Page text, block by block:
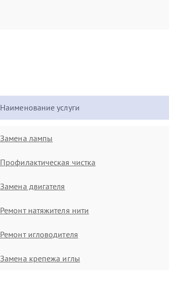
Наименование услуги
Замена лампы
Профилактическая чистка
Замена двигателя
Ремонт натяжителя нити
Ремонт игловодителя
Замена крепежа иглы